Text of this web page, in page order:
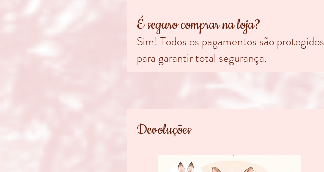
É seguro comprar na loja?
Sim! Todos os pagamentos são protegidos
para garantir total segurança.
Devoluções